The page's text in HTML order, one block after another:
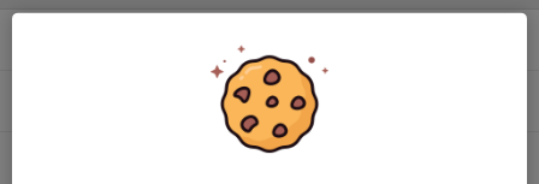
22. Ebba Parnebring